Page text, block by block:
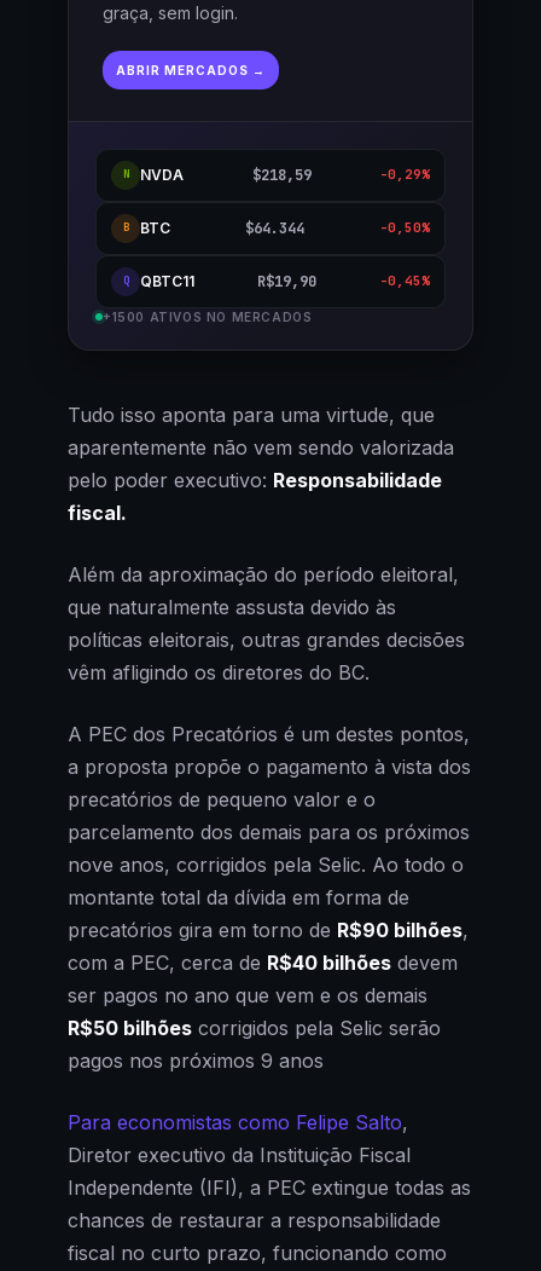
graça, sem login.
ABRIR MERCADOS →
N NVDA $218,59 -0,29%
B BTC $64.344 -0,50%
Q QBTC11 R$19,90 -0,45%
+1500 ATIVOS NO MERCADOS
Tudo isso aponta para uma virtude, que
aparentemente não vem sendo valorizada
pelo poder executivo: Responsabilidade
fiscal.
Além da aproximação do período eleitoral,
que naturalmente assusta devido às
políticas eleitorais, outras grandes decisões
vêm afligindo os diretores do BC.
A PEC dos Precatórios é um destes pontos,
a proposta propõe o pagamento à vista dos
precatórios de pequeno valor e o
parcelamento dos demais para os próximos
nove anos, corrigidos pela Selic. Ao todo o
montante total da dívida em forma de
precatórios gira em torno de R$90 bilhões,
com a PEC, cerca de R$40 bilhões devem
ser pagos no ano que vem e os demais
R$50 bilhões corrigidos pela Selic serão
pagos nos próximos 9 anos
Para economistas como Felipe Salto,
Diretor executivo da Instituição Fiscal
Independente (IFI), a PEC extingue todas as
chances de restaurar a responsabilidade
fiscal no curto prazo, funcionando como